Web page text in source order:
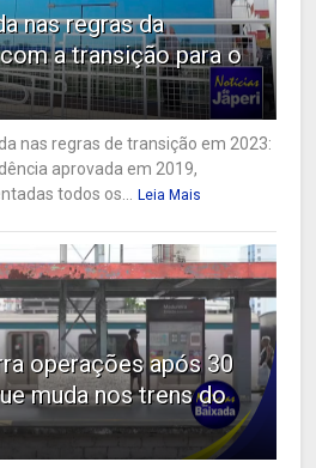
nas regras da
a transição para o
nas regras de transição em 2023:
aprovada em 2019,
todos os...
Leia Mais
operações após 30
muda nos trens do